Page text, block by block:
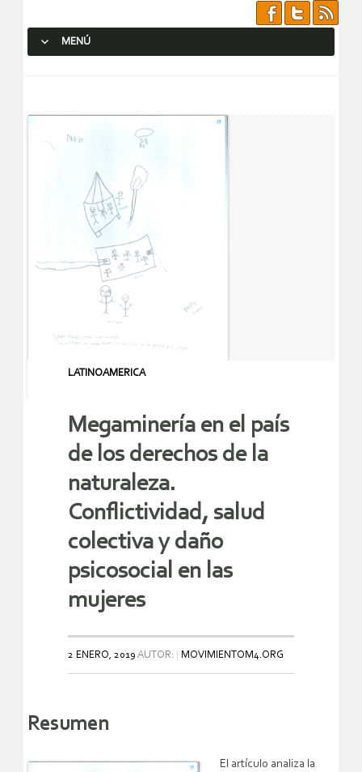
MENÚ
LATINOAMERICA
Megaminería en el país
de los derechos de la
naturaleza.
Conflictividad, salud
colectiva y daño
psicosocial en las
mujeres
2 ENERO, 2019 AUTOR: MOVIMIENTOM4.ORG
Resumen
El artículo analiza la